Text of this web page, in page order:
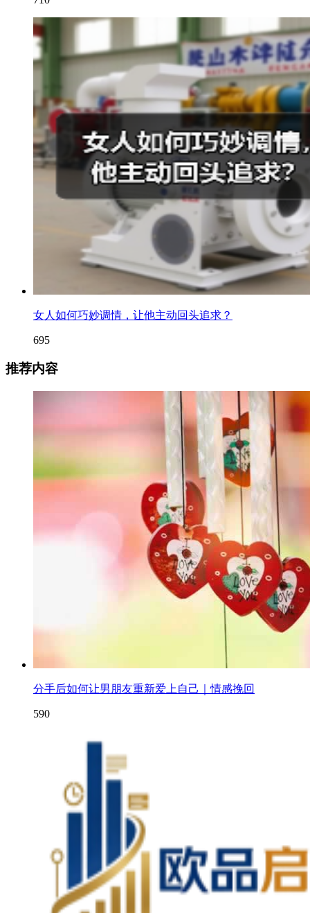
女人如何巧妙调情，让他主动回头追求？
695
推荐内容
分手后如何让男朋友重新爱上自己｜情感挽回
590